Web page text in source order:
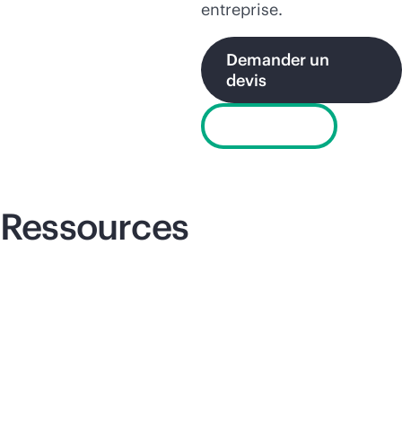
entreprise.
Demander un
devis
Ressources